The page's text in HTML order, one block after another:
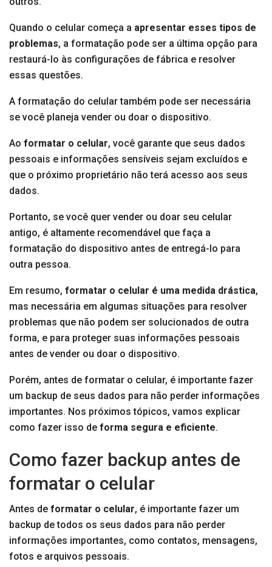
Quando o celular começa a apresentar esses tipos de
problemas, a formatação pode ser a última opção para
restaurá-lo às configurações de fábrica e resolver
essas questões.
A formatação do celular também pode ser necessária
se você planeja vender ou doar o dispositivo.
Ao formatar o celular, você garante que seus dados
pessoais e informações sensíveis sejam excluídos e
que o próximo proprietário não terá acesso aos seus
dados.
Portanto, se você quer vender ou doar seu celular
antigo, é altamente recomendável que faça a
formatação do dispositivo antes de entregá-lo para
outra pessoa.
Em resumo, formatar o celular é uma medida drástica,
mas necessária em algumas situações para resolver
problemas que não podem ser solucionados de outra
forma, e para proteger suas informações pessoais
antes de vender ou doar o dispositivo.
Porém, antes de formatar o celular, é importante fazer
um backup de seus dados para não perder informações
importantes. Nos próximos tópicos, vamos explicar
como fazer isso de forma segura e eficiente.
Como fazer backup antes de
formatar o celular
Antes de formatar o celular, é importante fazer um
backup de todos os seus dados para não perder
informações importantes, como contatos, mensagens,
fotos e arquivos pessoais.